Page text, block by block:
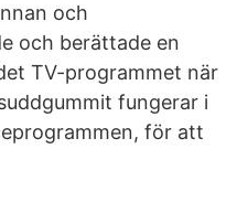
och
och berättade en
TV-programmet när
fungerar i
för att